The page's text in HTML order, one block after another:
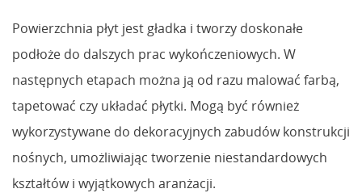
Powierzchnia płyt jest gładka i tworzy doskonałe
podłoże do dalszych prac wykończeniowych. W
następnych etapach można ją od razu malować farbą,
tapetować czy układać płytki. Mogą być również
wykorzystywane do dekoracyjnych zabudów konstrukcji
nośnych, umożliwiając tworzenie niestandardowych
kształtów i wyjątkowych aranżacji.